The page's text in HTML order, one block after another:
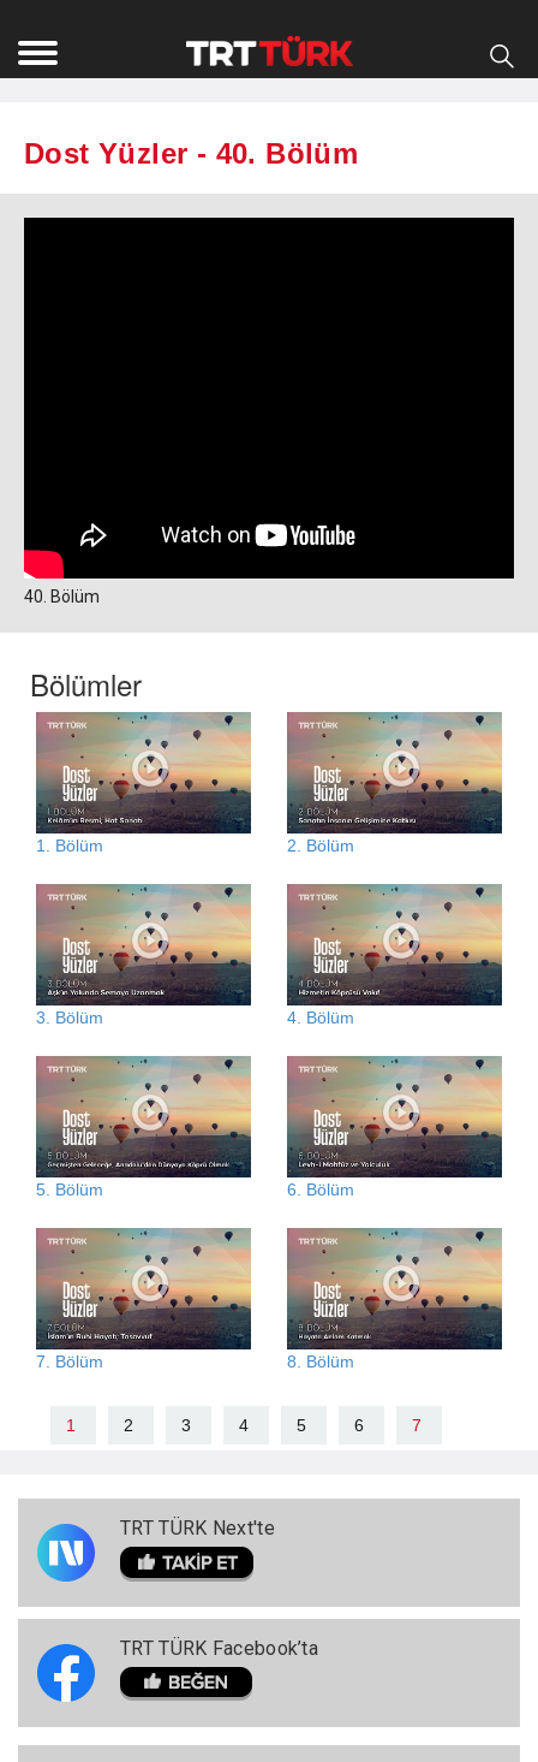
Dost Yüzler - 40. Bölüm
40. Bölüm
Bölümler
1. Bölüm 2. Bölüm
3. Bölüm 4. Bölüm
5. Bölüm 6. Bölüm
7. Bölüm 8. Bölüm
1 2 3 4 5 6 7
TRT TÜRK Next'te
TRT TÜRK Facebook’ta